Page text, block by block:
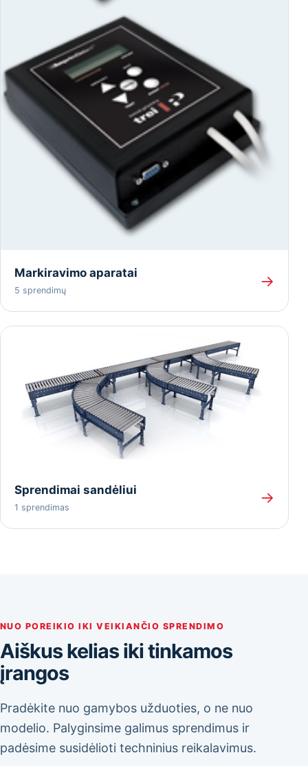
Markiravimo aparatai
5 sprendimų
→
Sprendimai sandėliui
1 sprendimas
→
NUO POREIKIO IKI VEIKIANČIO SPRENDIMO
Aiškus kelias iki tinkamos
įrangos
Pradėkite nuo gamybos užduoties, o ne nuo
modelio. Palyginsime galimus sprendimus ir
padėsime susidėlioti techninius reikalavimus.